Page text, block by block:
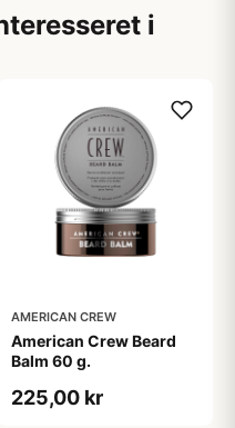
i
AMERICAN CREW
American Crew Beard
Balm 60 g.
225,00 kr